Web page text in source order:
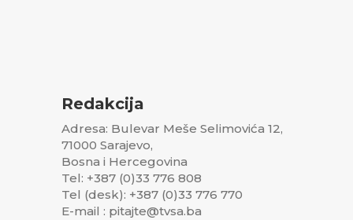
Redakcija
Adresa: Bulevar Meše Selimovića 12,
71000 Sarajevo,
Bosna i Hercegovina
Tel: +387 (0)33 776 808
Tel (desk): +387 (0)33 776 770
E-mail : pitajte@tvsa.ba